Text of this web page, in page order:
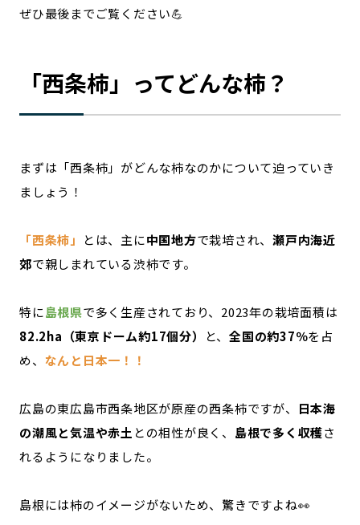
ぜひ最後までご覧ください💪
「西条柿」ってどんな柿？
まずは「西条柿」がどんな柿なのかについて迫っていき
ましょう！
「西条柿」 とは、主に中国地方で栽培され、 瀬戸内海近
郊で親しまれている渋柿です。
特に島根県で多く生産されており、2023年の栽培面積は
82.2ha（東京ドーム約17個分）
と、 全国の約37％を占
め、 なんと日本一！！
広島の東広島市西条地区が原産の西条柿ですが、
日本海
の潮風と気温や赤土 との相性が良く、 島根で多く収穫さ
れるようになりました。
島根には柿のイメージがないため、驚きですよね👀